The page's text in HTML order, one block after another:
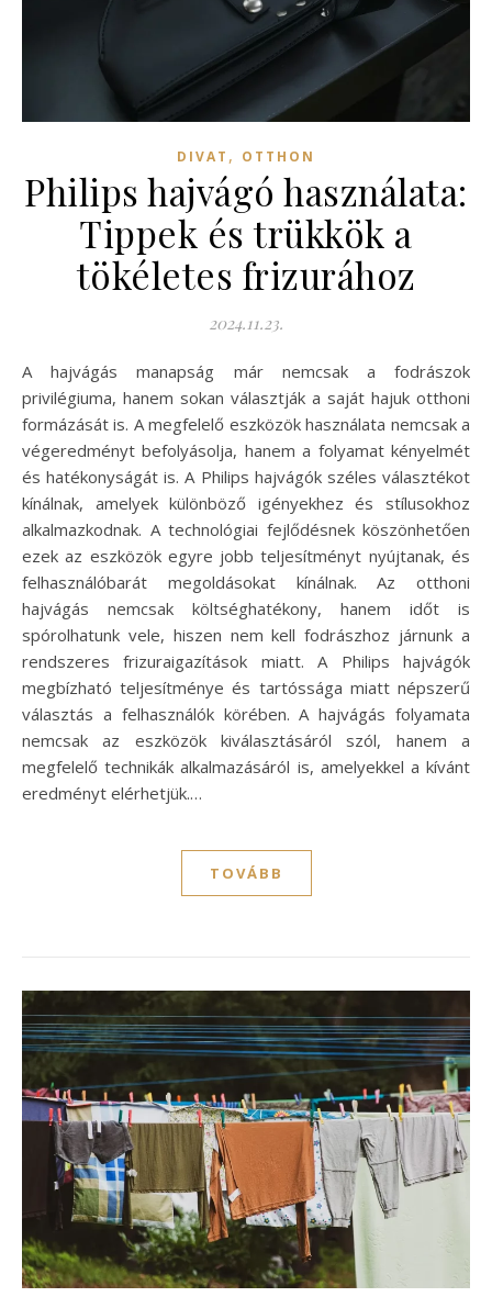
DIVAT , OTTHON
Philips hajvágó használata:
Tippek és trükkök a
tökéletes frizurához
2024.11.23.
A hajvágás manapság már nemcsak a fodrászok
privilégiuma, hanem sokan választják a saját hajuk otthoni
formázását is. A megfelelő eszközök használata nemcsak a
végeredményt befolyásolja, hanem a folyamat kényelmét
és hatékonyságát is. A Philips hajvágók széles választékot
kínálnak, amelyek különböző igényekhez és stílusokhoz
alkalmazkodnak. A technológiai fejlődésnek köszönhetően
ezek az eszközök egyre jobb teljesítményt nyújtanak, és
felhasználóbarát megoldásokat kínálnak. Az otthoni
hajvágás nemcsak költséghatékony, hanem időt is
spórolhatunk vele, hiszen nem kell fodrászhoz járnunk a
rendszeres frizuraigazítások miatt. A Philips hajvágók
megbízható teljesítménye és tartóssága miatt népszerű
választás a felhasználók körében. A hajvágás folyamata
nemcsak az eszközök kiválasztásáról szól, hanem a
megfelelő technikák alkalmazásáról is, amelyekkel a kívánt
eredményt elérhetjük.…
TOVÁBB